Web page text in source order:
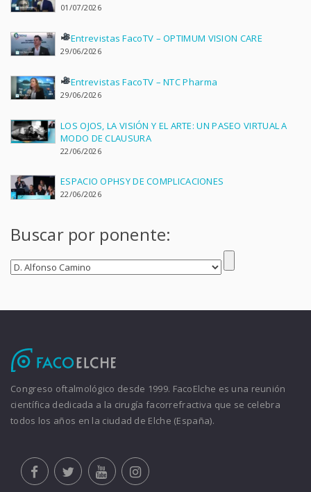
01/07/2026
Entrevistas FacoTV – OPTIMUM VISION CARE
29/06/2026
Entrevistas FacoTV – NTC Pharma
29/06/2026
LOS OJOS, LA VISIÓN Y EL ARTE: UN PASEO VIRTUAL A
MODO DE CLAUSURA
22/06/2026
ESPACIO OPHSY DE COMPLICACIONES
22/06/2026
Buscar por ponente:
Congreso oftalmológico desde 1999. FacoElche es una reunión
científica dedicada a la cirugía facorrefractiva que se celebra
todos los años en la ciudad de Elche (España).